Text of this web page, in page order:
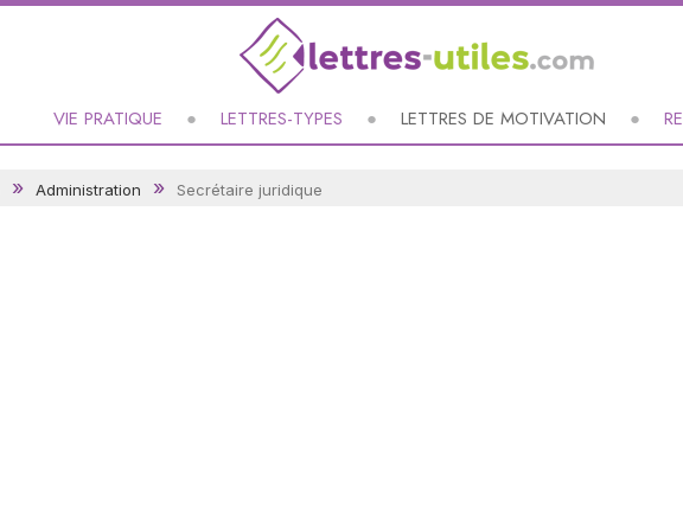
VIE PRATIQUE LETTRES-TYPES LETTRES DE MOTIVATION
Administration Secrétaire juridique